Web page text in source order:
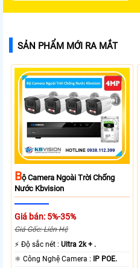
SẢN PHẨM MỚI RA MẮT
BỘ Camera Ngoài Trời Chống
Nước Kbvision
Giá bán: 5%-35%
Giá Gốc: Liên Hệ
️⚡ Độ sắc nét :Ultra 2k + .
⚛️ Công Nghệ Camera : IP POE.